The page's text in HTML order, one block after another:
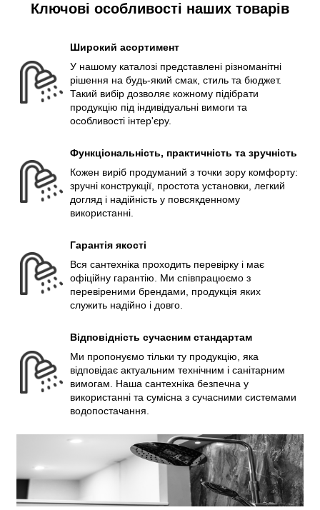
Ключові особливості наших товарів
Широкий асортимент
У нашому каталозі представлені різноманітні
рішення на будь-який смак, стиль та бюджет.
Такий вибір дозволяє кожному підібрати
продукцію під індивідуальні вимоги та
особливості інтер'єру.
Функціональність, практичність та зручність
Кожен виріб продуманий з точки зору комфорту:
зручні конструкції, простота установки, легкий
догляд і надійність у повсякденному
використанні.
Гарантія якості
Вся сантехніка проходить перевірку і має
офіційну гарантію. Ми співпрацюємо з
перевіреними брендами, продукція яких
служить надійно і довго.
Відповідність сучасним стандартам
Ми пропонуємо тільки ту продукцію, яка
відповідає актуальним технічним і санітарним
вимогам. Наша сантехніка безпечна у
використанні та сумісна з сучасними системами
водопостачання.